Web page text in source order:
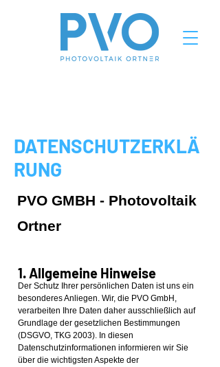
DATENSCHUTZERKLÄ
RUNG
​PVO GMBH - Photovoltaik
Ortner
1. Allgemeine Hinweise
Der Schutz Ihrer persönlichen Daten ist uns ein
besonderes Anliegen. Wir, die PVO GmbH,
verarbeiten Ihre Daten daher ausschließlich auf
Grundlage der gesetzlichen Bestimmungen
(DSGVO, TKG 2003). In diesen
Datenschutzinformationen informieren wir Sie
über die wichtigsten Aspekte der